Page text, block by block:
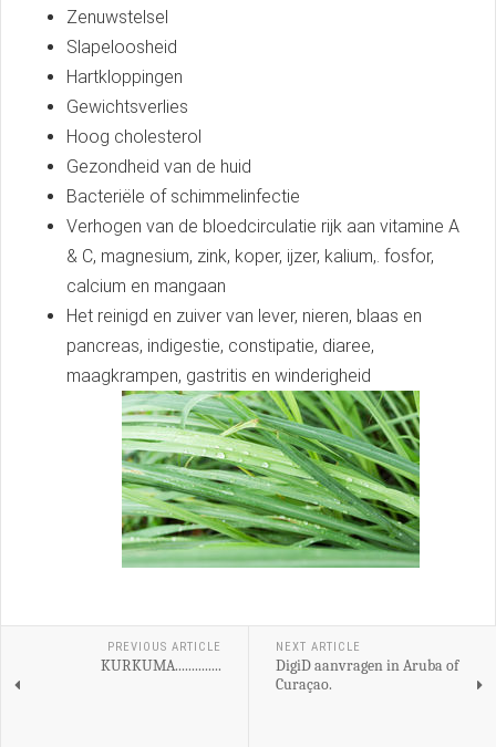
Zenuwstelsel
Slapeloosheid
Hartkloppingen
Gewichtsverlies
Hoog cholesterol
Gezondheid van de huid
Bacteriële of schimmelinfectie
Verhogen van de bloedcirculatie rijk aan vitamine A
& C, magnesium, zink, koper, ijzer, kalium,. fosfor,
calcium en mangaan
Het reinigd en zuiver van lever, nieren, blaas en
pancreas, indigestie, constipatie, diaree,
maagkrampen, gastritis en winderigheid
PREVIOUS ARTICLE
KURKUMA..............
NEXT ARTICLE
DigiD aanvragen in Aruba of
Curaçao.